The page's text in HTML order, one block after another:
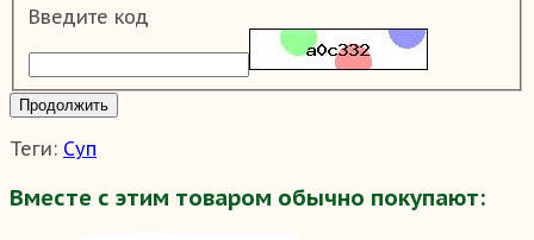
Введите код
Продолжить
Теги: Суп
Вместе с этим товаром обычно покупают: